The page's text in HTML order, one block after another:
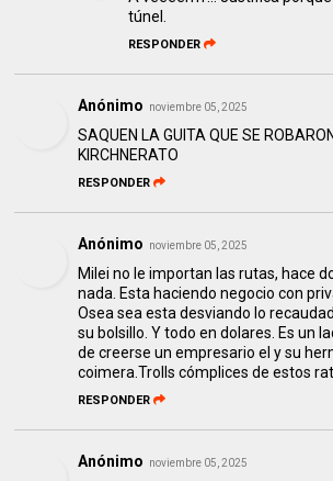
túnel.
RESPONDER
Anónimo noviembre 05, 2025
SAQUEN LA GUITA QUE SE
KIRCHNERATO
RESPONDER
Anónimo noviembre 05, 2025
Milei no le importan las rutas, hace
nada. Esta haciendo negocio con
Osea sea esta desviando lo
su bolsillo. Y todo en dolares. Es un
de creerse un empresario el y su
coimera.Trolls cómplices de estos
RESPONDER
Anónimo noviembre 05, 2025